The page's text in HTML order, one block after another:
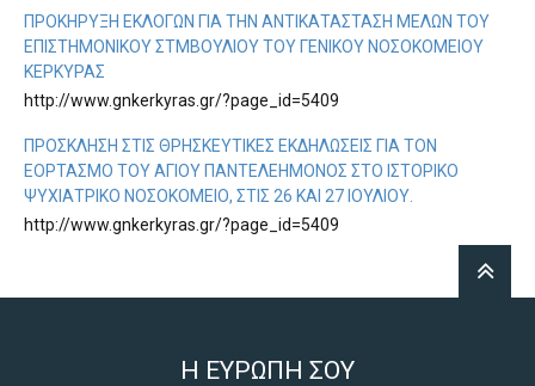
ΠΡΟΚΉΡΥΞΗ ΕΚΛΟΓΏΝ ΓΙΑ ΤΗΝ ΑΝΤΙΚΑΤΆΣΤΑΣΗ ΜΕΛΏΝ ΤΟΥ
ΕΠΙΣΤΗΜΟΝΙΚΟΎ ΣΤΜΒΟΥΛΊΟΥ ΤΟΥ ΓΕΝΙΚΟΎ ΝΟΣΟΚΟΜΕΊΟΥ
ΚΈΡΚΥΡΑΣ
http://www.gnkerkyras.gr/?page_id=5409
ΠΡΌΣΚΛΗΣΗ ΣΤΙΣ ΘΡΗΣΚΕΥΤΙΚΈΣ ΕΚΔΗΛΏΣΕΙΣ ΓΙΑ ΤΟΝ
ΕΟΡΤΑΣΜΌ ΤΟΥ ΑΓΊΟΥ ΠΑΝΤΕΛΕΉΜΟΝΟΣ ΣΤΟ ΙΣΤΟΡΙΚΌ
ΨΥΧΙΑΤΡΙΚΌ ΝΟΣΟΚΟΜΕΊΟ, ΣΤΙΣ 26 ΚΑΙ 27 ΙΟΥΛΊΟΥ.
http://www.gnkerkyras.gr/?page_id=5409
Η ΕΥΡΩΠΗ ΣΟΥ